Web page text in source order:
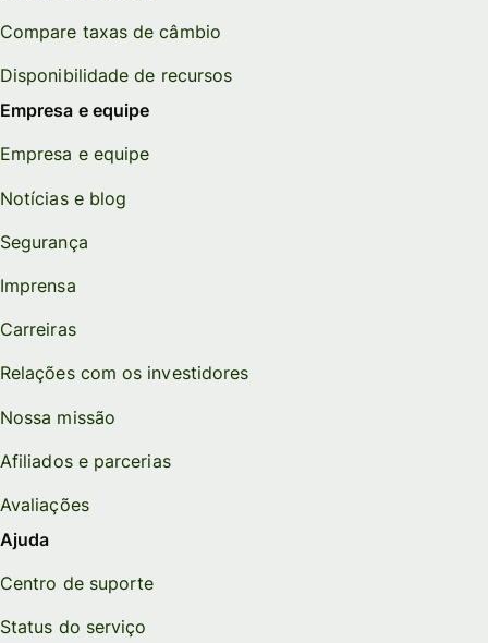
Compare taxas de câmbio
Disponibilidade de recursos
Empresa e equipe
Empresa e equipe
Notícias e blog
Segurança
Imprensa
Carreiras
Relações com os investidores
Nossa missão
Afiliados e parcerias
Avaliações
Ajuda
Centro de suporte
Status do serviço